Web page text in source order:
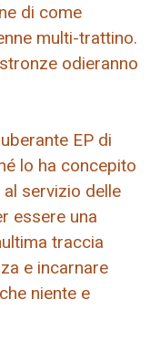
di come
multi-trattino.
odieranno
EP di
lo ha concepito
servizio delle
essere una
traccia
e incarnare
niente e